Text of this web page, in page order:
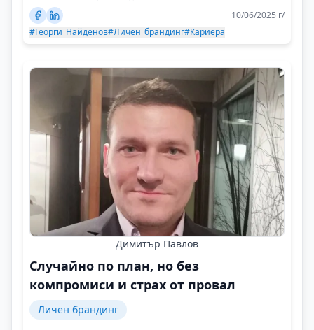
10/06/2025 г/
#Георги_Найденов#Личен_брандинг#Кариера
Димитър Павлов
Случайно по план, но без
компромиси и страх от провал
Личен брандинг